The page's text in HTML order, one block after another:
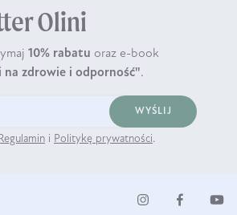
Olini
10% rabatu oraz e-book
na zdrowie i odporność".
WYŚLIJ
i Politykę prywatności.